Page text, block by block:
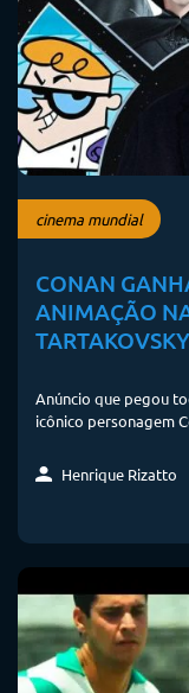
cinema mundial
CONAN
ANIMAÇÃO
TARTAKOVSKY
Anúncio que pegou
icônico personagem
Henrique Rizatto